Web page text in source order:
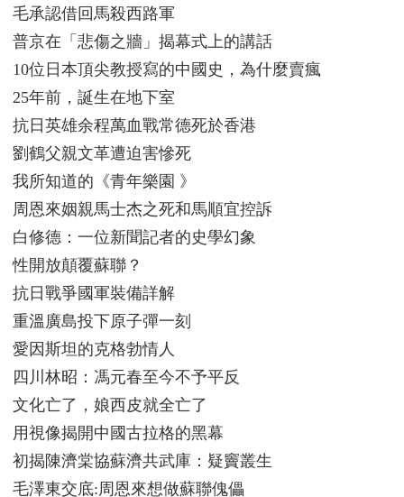
毛承認借回馬殺西路軍
普京在「悲傷之牆」揭幕式上的講話
10位日本頂尖教授寫的中國史，為什麼賣瘋
25年前，誕生在地下室
抗日英雄余程萬血戰常德死於香港
劉鶴父親文革遭迫害慘死
我所知道的《青年樂園 》
周恩來姻親馬士杰之死和馬順宜控訴
白修德：一位新聞記者的史學幻象
性開放顛覆蘇聯？
抗日戰爭國軍裝備詳解
重溫廣島投下原子彈一刻
愛因斯坦的克格勃情人
四川林昭：馮元春至今不予平反
文化亡了，娘西皮就全亡了
用視像揭開中國古拉格的黑幕
初揭陳濟棠協蘇濟共武庫：疑竇叢生
毛澤東交底:周恩來想做蘇聯傀儡